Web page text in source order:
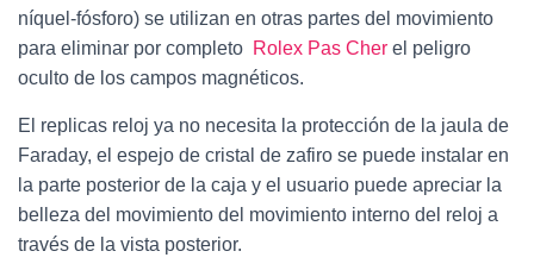
níquel-fósforo) se utilizan en otras partes del movimiento
para eliminar por completo Rolex Pas Cher el peligro
oculto de los campos magnéticos.
El replicas reloj ya no necesita la protección de la jaula de
Faraday, el espejo de cristal de zafiro se puede instalar en
la parte posterior de la caja y el usuario puede apreciar la
belleza del movimiento del movimiento interno del reloj a
través de la vista posterior.